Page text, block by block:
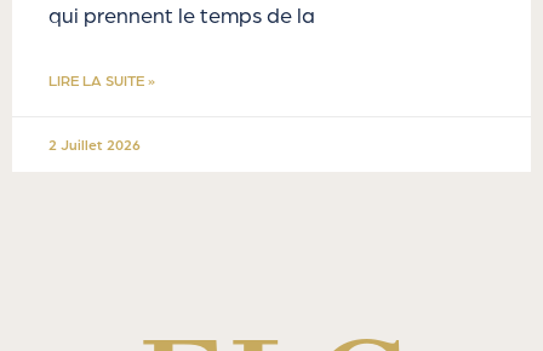
qui prennent le temps de la
LIRE LA SUITE »
2 Juillet 2026